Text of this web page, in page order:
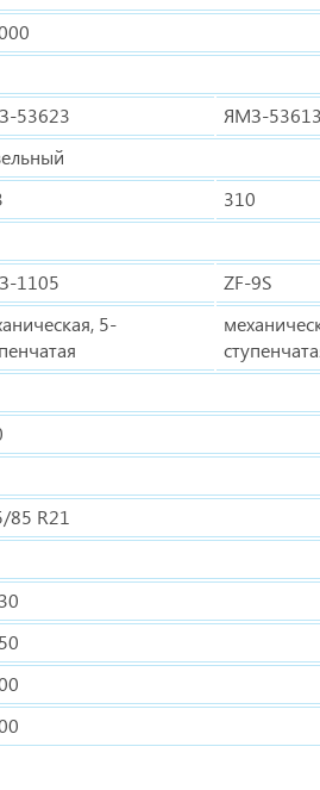
53623
ЯМЗ-53613
310
1105
ZF-9S
5-
85 R21